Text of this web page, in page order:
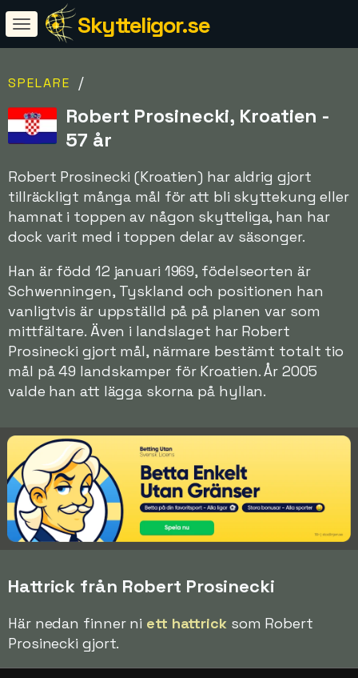
Skytteligor.se
SPELARE /
Robert Prosinecki, Kroatien -
57 år
Robert Prosinecki (Kroatien) har aldrig gjort
tillräckligt många mål för att bli skyttekung eller
hamnat i toppen av någon skytteliga, han har
dock varit med i toppen delar av säsonger.
Han är född 12 januari 1969, födelseorten är
Schwenningen, Tyskland och positionen han
vanligtvis är uppställd på på planen var som
mittfältare. Även i landslaget har Robert
Prosinecki gjort mål, närmare bestämt totalt tio
mål på 49 landskamper för Kroatien. År 2005
valde han att lägga skorna på hyllan.
Hattrick från Robert Prosinecki
Här nedan finner ni ett hattricksom Robert
Prosinecki gjort.